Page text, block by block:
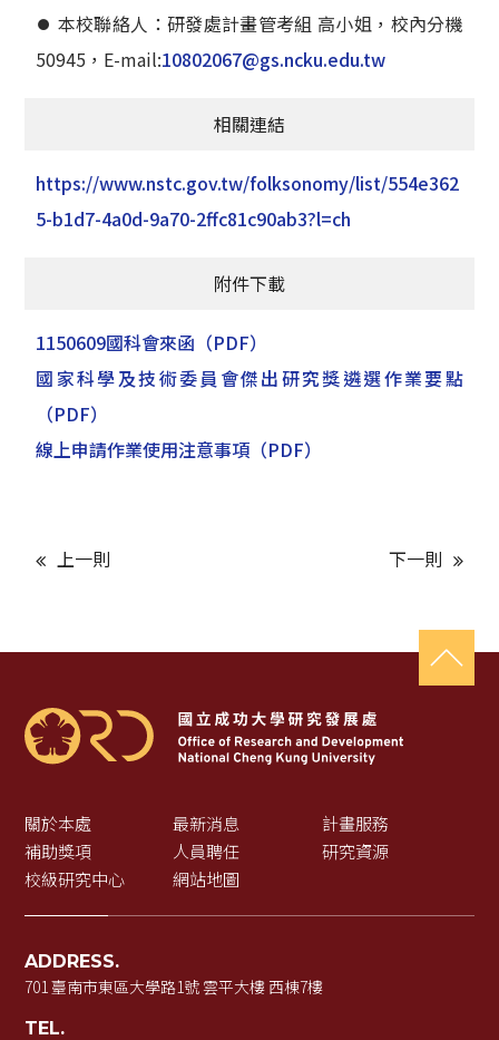
⏺︎ 本校聯絡人：研發處計畫管考組 高小姐，校內分機
50945，E-mail:10802067@gs.ncku.edu.tw
相關連結
https://www.nstc.gov.tw/folksonomy/list/554e362
5-b1d7-4a0d-9a70-2ffc81c90ab3?l=ch
附件下載
1150609國科會來函 （PDF）
國家科學及技術委員會傑出研究獎遴選作業要點
（PDF）
線上申請作業使用注意事項 （PDF）
上一則 下一則
關於本處 最新消息
計畫服務
補助獎項
人員聘任
研究資源
校級研究中心
網站地圖
ADDRESS.
701 臺南市東區大學路1號 雲平大樓 西棟7樓
TEL.